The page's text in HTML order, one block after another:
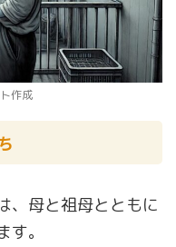
作成
、母と祖母とともに
。